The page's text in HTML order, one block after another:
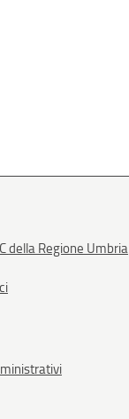
della Regione Umbria